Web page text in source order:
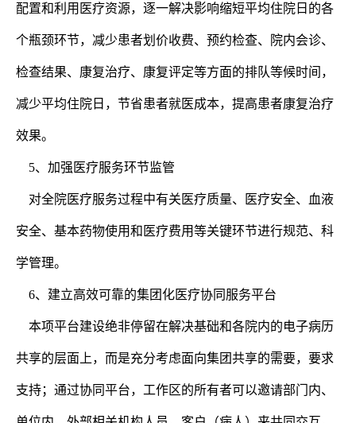
配置和利用医疗资源，逐一解决影响缩短平均住院日的各
个瓶颈环节，减少患者划价收费、预约检查、院内会诊、
检查结果、康复治疗、康复评定等方面的排队等候时间，
减少平均住院日，节省患者就医成本，提高患者康复治疗
效果。
5、加强医疗服务环节监管
对全院医疗服务过程中有关医疗质量、医疗安全、血液
安全、基本药物使用和医疗费用等关键环节进行规范、科
学管理。
6、建立高效可靠的集团化医疗协同服务平台
本项平台建设绝非停留在解决基础和各院内的电子病历
共享的层面上，而是充分考虑面向集团共享的需要，要求
支持；通过协同平台，工作区的所有者可以邀请部门内、